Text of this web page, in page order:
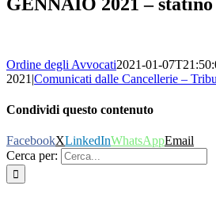
Ordine degli Avvocati2021-01-
2021 |Comunicati dalle Cancellerie –
Condividi questo contenuto
FacebookXLinkedInWhatsAppEmail
Cerca per: